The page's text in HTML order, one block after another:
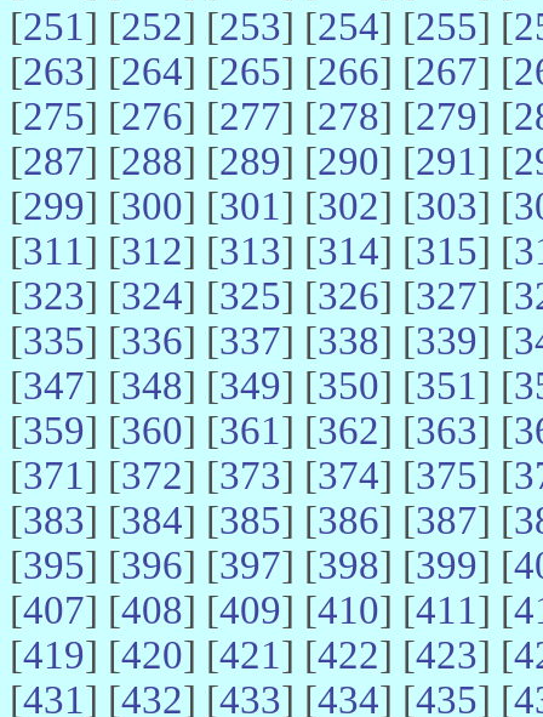
[251] [252] [253] [254] [255] [
[263] [264] [265] [266] [267] [
[275] [276] [277] [278] [279] [
[287] [288] [289] [290] [291] [
[299] [300] [301] [302] [303] [
[311] [312] [313] [314] [315] [
[323] [324] [325] [326] [327] [
[335] [336] [337] [338] [339] [
[347] [348] [349] [350] [351] [
[359] [360] [361] [362] [363] [
[371] [372] [373] [374] [375] [
[383] [384] [385] [386] [387] [
[395] [396] [397] [398] [399] [
[407] [408] [409] [410] [411] [
[419] [420] [421] [422] [423] [
[431] [432] [433] [434] [435] [